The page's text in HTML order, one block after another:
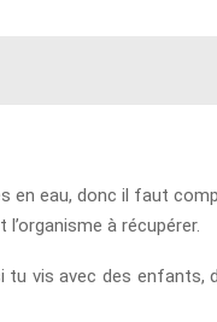
eau, donc il faut
à récupérer.
vis avec des enfants,